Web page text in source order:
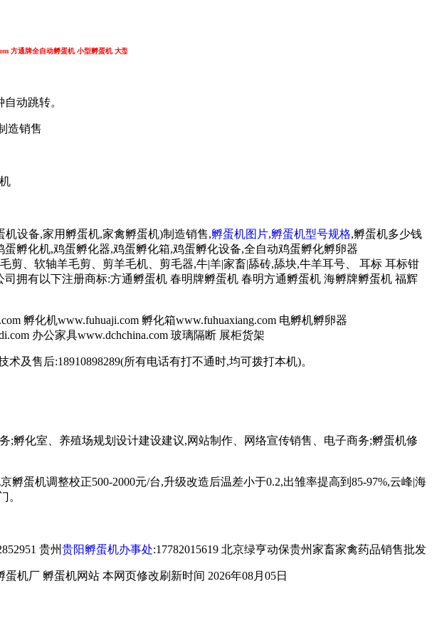
方通牌全自动孵蛋机 小型孵蛋机 大型孵蛋机 孵蛋器 孵蛋箱 孵蛋设备 孵蛋机价格 孵蛋机厂家
动跳转。
造销售
设备,家用孵蛋机,家禽孵蛋机)制造销售,孵蛋机图片,孵蛋机型号规格,孵蛋机多少钱
孵化机,鸡蛋孵化器,鸡蛋孵化箱,鸡蛋孵化设备,全自动鸡蛋孵化孵卵器
剪、软轴羊毛剪、剪羊毛机、剪毛器,牛|羊|家畜|舔砖,舔块,牛羊耳号、 耳标 耳标钳
拥有以下注册商标:方通孵蛋机 春明牌孵蛋机 春明方通孵蛋机 海孵牌孵蛋机 福辉
孵化机www.fuhuaji.com 孵化箱www.fuhuaxiang.com 电孵机孵卵器
办公家具www.dchchina.com 玻璃隔断 展柜货架
术及售后:18910898289(所有电话有打不通时,均可拨打本机)。
孵化室、养殖场规划设计建设建议,网站制作、网络宣传销售、电子商务;孵蛋机修
蛋机调整校正500-2000元/台,升级改造后温差小于0.2,出雏率提高到85-97%,云峰|海
。
贵州贵阳孵蛋机办事处:17782015619 北京绿亨动保贵州家畜家禽药品销售批发
机厂 孵蛋机网站 本网页修改刷新时间 2026年08月05日